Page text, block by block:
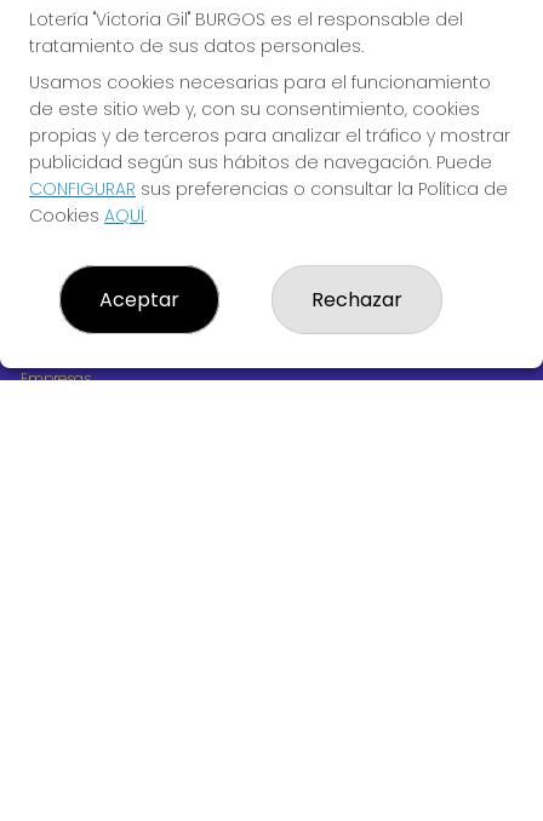
La de la Antigua de
Gamonal
¿Quiénes somos?
Comprar lotería
Resultados
Empresas
Lotería "Victoria Gil" BURGOS es el responsable del
tratamiento de sus datos personales.
Usamos cookies necesarias para el funcionamiento
de este sitio web y, con su consentimiento, cookies
propias y de terceros para analizar el tráfico y mostrar
publicidad según sus hábitos de navegación. Puede
CONFIGURAR sus preferencias o consultar la Política de
Cookies AQUÍ.
Aceptar Rechazar